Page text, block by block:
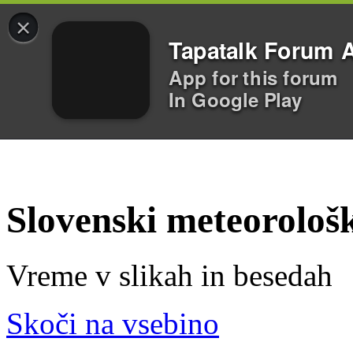
×
Tapatalk Forum
App for this forum
In Google Play
Slovenski
Vreme v slikah in besedah
Skoči na vsebino